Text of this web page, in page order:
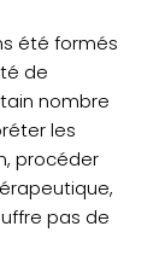
été formés
de
nombre
les
procéder
pas de